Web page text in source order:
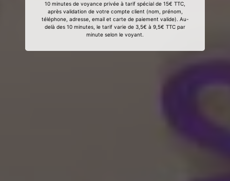
10 minutes de voyance privée à tarif spécial de 15€ TTC,
après validation de votre compte client (nom, prénom,
téléphone, adresse, email et carte de paiement valide). Au-
delà des 10 minutes, le tarif varie de 3,5€ à 9,5€ TTC par
minute selon le voyant.